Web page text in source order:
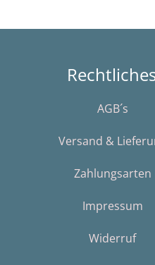
AGB´s
Versand &
Zahlungsarten
Impressum
Widerruf